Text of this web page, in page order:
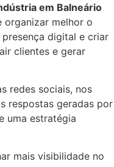
em Balneário
organizar melhor o
digital e criar
clientes e gerar
redes sociais, nos
respostas geradas por
uma estratégia
mais visibilidade no